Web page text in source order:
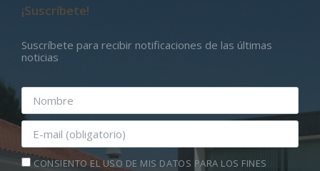
¡Suscríbete!
Suscríbete para recibir notificaciones de las últimas
noticias
CONSIENTO EL USO DE MIS DATOS PARA LOS FINES